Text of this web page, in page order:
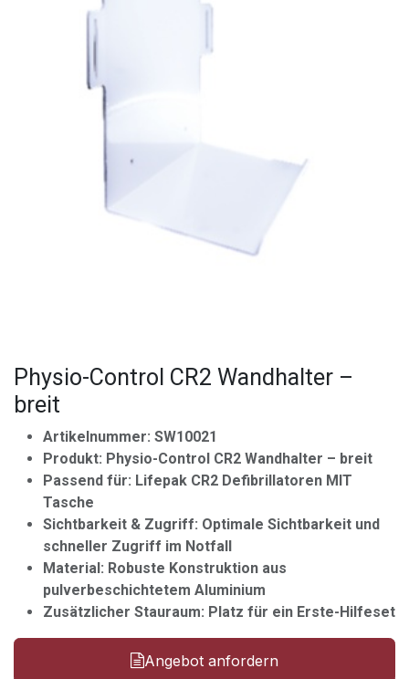
Physio-Control CR2 Wandhalter –
breit
Artikelnummer: SW10021
Produkt: Physio-Control CR2 Wandhalter – breit
Passend für: Lifepak CR2 Defibrillatoren MIT
Tasche
Sichtbarkeit & Zugriff: Optimale Sichtbarkeit und
schneller Zugriff im Notfall
Material: Robuste Konstruktion aus
pulverbeschichtetem Aluminium
Zusätzlicher Stauraum: Platz für ein Erste-Hilfeset
Angebot anfordern